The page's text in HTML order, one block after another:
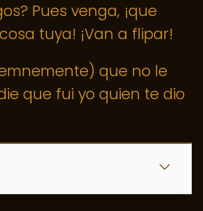
Pues venga, ¡que
tuya! ¡Van a flipar!
que no le
que fui yo quien te dio